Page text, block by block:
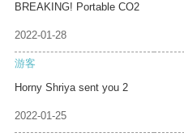
BREAKING! Portable CO2
2022-01-28
游客
Horny Shriya sent you 2
2022-01-25